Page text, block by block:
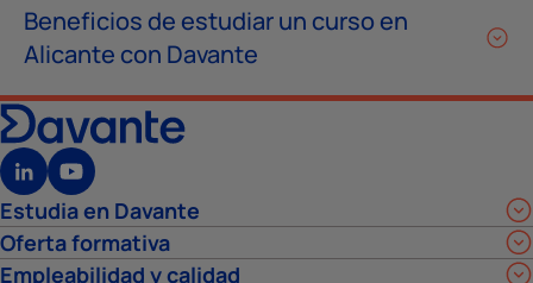
Beneficios de estudiar un curso en
Alicante con Davante
Estudia en Davante
Oferta formativa
Empleabilidad y calidad